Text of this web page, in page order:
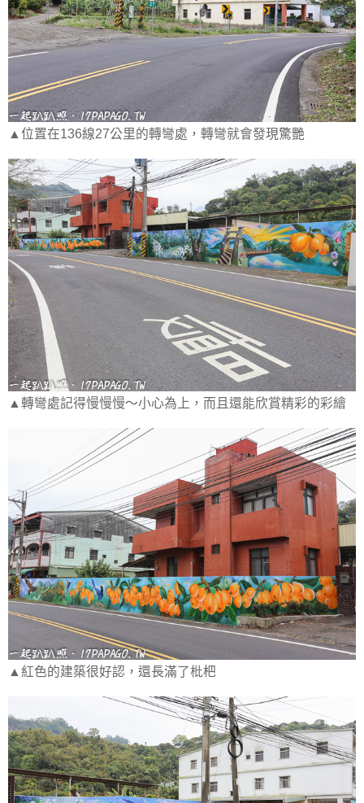
▲位置在136線27公里的轉彎處，轉彎就會發現驚艷
▲轉彎處記得慢慢慢～小心為上，而且還能欣賞精彩的彩繪
▲紅色的建築很好認，還長滿了枇杷